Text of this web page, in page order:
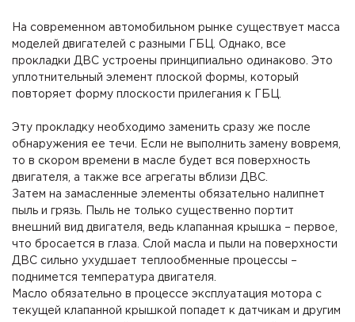
На современном автомобильном рынке существует масса
моделей двигателей с разными ГБЦ. Однако, все
прокладки ДВС устроены принципиально одинаково. Это
уплотнительный элемент плоской формы, который
повторяет форму плоскости прилегания к ГБЦ.
Эту прокладку необходимо заменить сразу же после
обнаружения ее течи. Если не выполнить замену вовремя,
то в скором времени в масле будет вся поверхность
двигателя, а также все агрегаты вблизи ДВС.
Затем на замасленные элементы обязательно налипнет
пыль и грязь. Пыль не только существенно портит
внешний вид двигателя, ведь клапанная крышка – первое,
что бросается в глаза. Слой масла и пыли на поверхности
ДВС сильно ухудшает теплообменные процессы –
поднимется температура двигателя.
Масло обязательно в процессе эксплуатация мотора с
текущей клапанной крышкой попадет к датчикам и другим